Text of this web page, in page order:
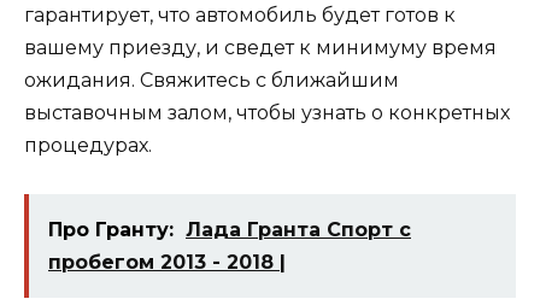
гарантирует, что автомобиль будет готов к
вашему приезду, и сведет к минимуму время
ожидания. Свяжитесь с ближайшим
выставочным залом, чтобы узнать о конкретных
процедурах.
Про Гранту: Лада Гранта Спорт с
пробегом 2013 - 2018 |